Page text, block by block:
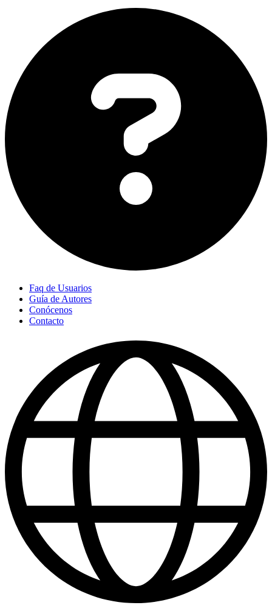
Faq de Usuarios
Guía de Autores
Conócenos
Contacto